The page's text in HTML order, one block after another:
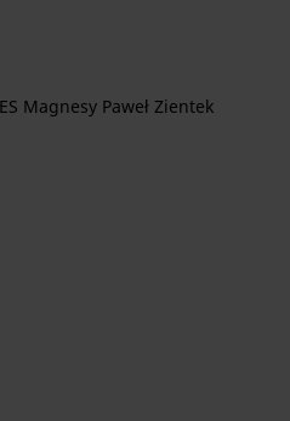
Magnesy Paweł Zientek